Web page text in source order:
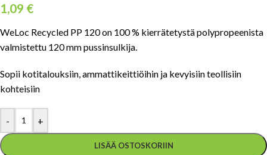
1,09 €
WeLoc Recycled PP 120 on 100 % kierrätetystä polypropeenista
valmistettu 120 mm pussinsulkija.
Sopii kotitalouksiin, ammattikeittiöihin ja kevyisiin teollisiin
kohteisiin
- +
LISÄÄ OSTOSKORIIN